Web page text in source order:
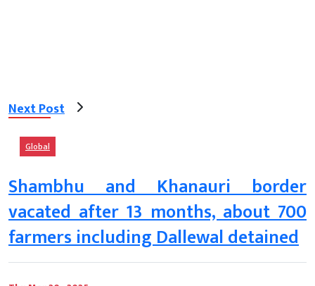
Next Post
Global
Shambhu and Khanauri border
vacated after 13 months, about 700
farmers including Dallewal detained